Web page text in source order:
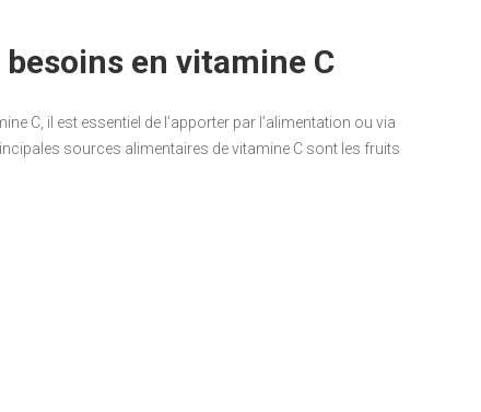
en vitamine C
C, il est essentiel de l’apporter par l’alimentation ou via
sources alimentaires de vitamine C sont les fruits